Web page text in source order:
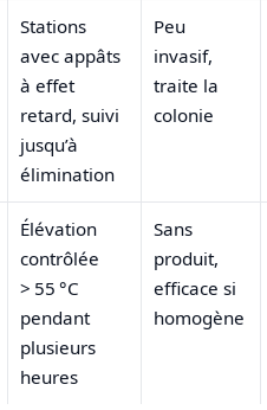
Stations
avec appâts
à effet
retard, suivi
jusqu’à
élimination
Peu
invasif,
traite la
colonie
Élévation
contrôlée
> 55 °C
pendant
plusieurs
heures
Sans
produit,
efficace si
homogène